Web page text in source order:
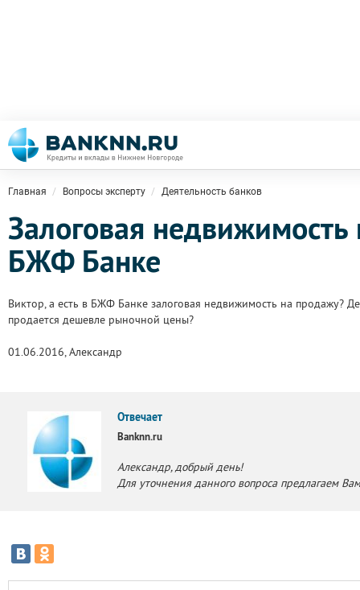
Главная Вопросы эксперту Деятельность банков
Залоговая
БЖФ Банке
Виктор, а есть в БЖФ Банке залоговая недвижимость на продажу?
продается дешевле рыночной цены?
01.06.2016, Александр
Отвечает
Banknn.ru
Александр, добрый день!
Для уточнения данного вопроса предлагаем